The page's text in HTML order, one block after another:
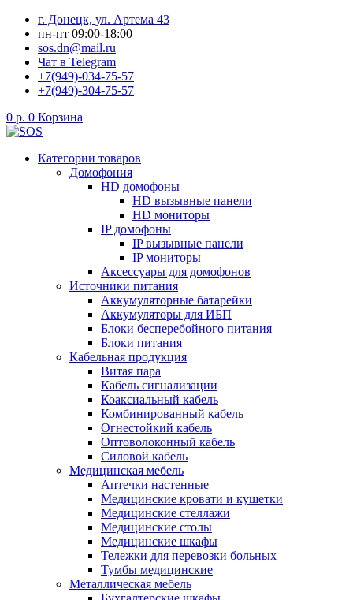
Перейти
содержимому
г. Донецк, ул. Артема 43
пн-пт 09:00-18:00
sos.dn@mail.ru
Чат в Telegram
+7(949)-034-75-57
+7(949)-304-75-57
0 р. 0 Корзина
Категории товаров
Домофония
HD домофоны
HD вызывные панели
HD мониторы
IP домофоны
IP вызывные панели
IP мониторы
Аксессуары для домофонов
Источники питания
Аккумуляторные батарейки
Аккумуляторы для ИБП
Блоки бесперебойного питания
Блоки питания
Кабельная продукция
Витая пара
Кабель сигнализации
Коаксиальный кабель
Комбинированный кабель
Огнестойкий кабель
Оптоволоконный кабель
Силовой кабель
Медицинская мебель
Аптечки настенные
Медицинские кровати и кушетки
Медицинские стеллажи
Медицинские столы
Медицинские шкафы
Тележки для перевозки больных
Тумбы медицинские
Металлическая мебель